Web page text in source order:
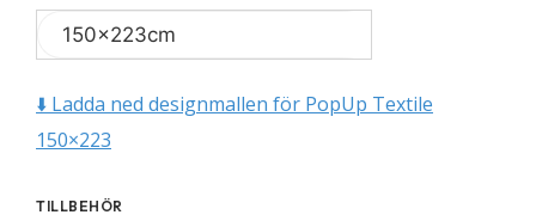
⬇️ Ladda ned designmallen för PopUp Textile
150×223
TILLBEHÖR